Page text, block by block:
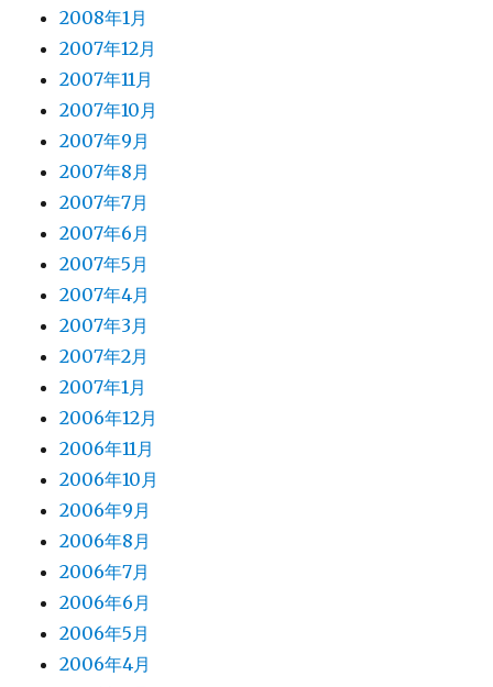
2008年1月
2007年12月
2007年11月
2007年10月
2007年9月
2007年8月
2007年7月
2007年6月
2007年5月
2007年4月
2007年3月
2007年2月
2007年1月
2006年12月
2006年11月
2006年10月
2006年9月
2006年8月
2006年7月
2006年6月
2006年5月
2006年4月